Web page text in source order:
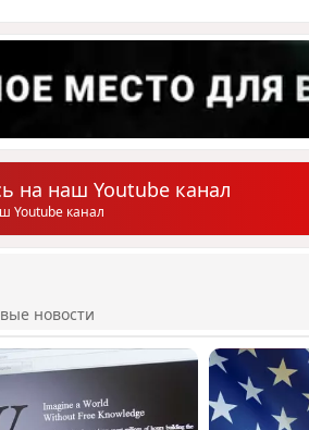
на наш Youtube канал
Youtube канал
новости